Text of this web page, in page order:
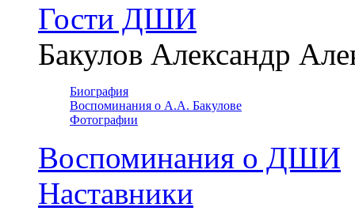
Гости ДШИ
Бакулов Александр
Биография
Воспоминания о А.А. Бакулове
Фотографии
Воспоминания о ДШИ
Наставники